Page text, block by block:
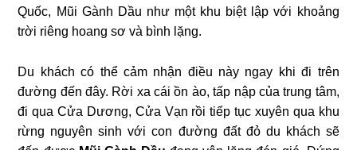
Quốc, Mũi Gành Dầu như một khu biệt lập với khoảng
trời riêng hoang sơ và bình lặng.
Du khách có thể cảm nhận điều này ngay khi đi trên
đường đến đây. Rời xa cái ồn ào, tấp nập của trung tâm,
đi qua Cửa Dương, Cửa Vạn rồi tiếp tục xuyên qua khu
rừng nguyên sinh với con đường đất đỏ du khách sẽ